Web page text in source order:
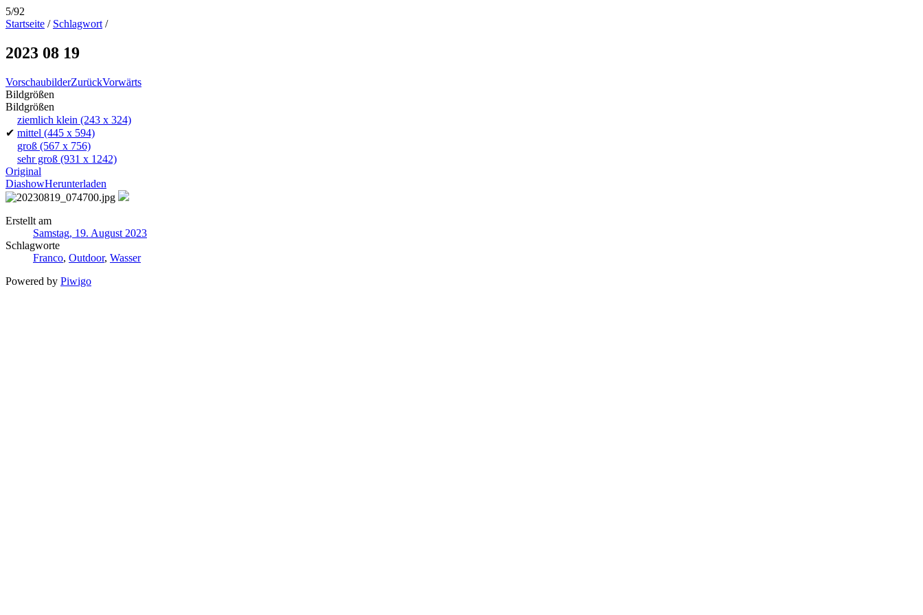
5/92
Startseite / Schlagwort /
2023 08 19
VorschaubilderZurückVorwärts
Bildgrößen
Bildgrößen
ziemlich klein (243 x 324)
✔ mittel (445 x 594)
groß (567 x 756)
sehr groß (931 x 1242)
Original
DiashowHerunterladen
Erstellt am
Samstag, 19. August 2023
Schlagworte
Franco, Outdoor, Wasser
Powered by Piwigo